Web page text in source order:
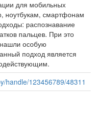
для мобильных
ноутбукам, смартфонам
распознавание
пальцев. При это
особую
подход является
handle/123456789/48311